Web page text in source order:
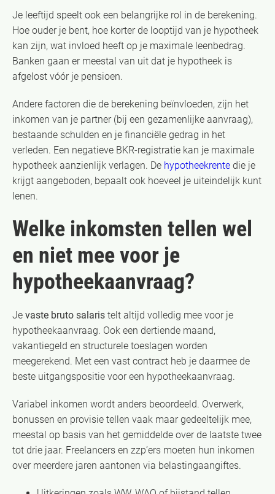
Je leeftijd speelt ook een belangrijke rol in de berekening.
Hoe ouder je bent, hoe korter de looptijd van je hypotheek
kan zijn, wat invloed heeft op je maximale leenbedrag.
Banken gaan er meestal van uit dat je hypotheek is
afgelost vóór je pensioen.
Andere factoren die de berekening beïnvloeden, zijn het
inkomen van je partner (bij een gezamenlijke aanvraag),
bestaande schulden en je financiële gedrag in het
verleden. Een negatieve BKR-registratie kan je maximale
hypotheek aanzienlijk verlagen. De hypotheekrente die je
krijgt aangeboden, bepaalt ook hoeveel je uiteindelijk kunt
lenen.
Welke inkomsten tellen wel
en niet mee voor je
hypotheekaanvraag?
Je vaste bruto salaris telt altijd volledig mee voor je
hypotheekaanvraag. Ook een dertiende maand,
vakantiegeld en structurele toeslagen worden
meegerekend. Met een vast contract heb je daarmee de
beste uitgangspositie voor een hypotheekaanvraag.
Variabel inkomen wordt anders beoordeeld. Overwerk,
bonussen en provisie tellen vaak maar gedeeltelijk mee,
meestal op basis van het gemiddelde over de laatste twee
tot drie jaar. Freelancers en zzp’ers moeten hun inkomen
over meerdere jaren aantonen via belastingaangiftes.